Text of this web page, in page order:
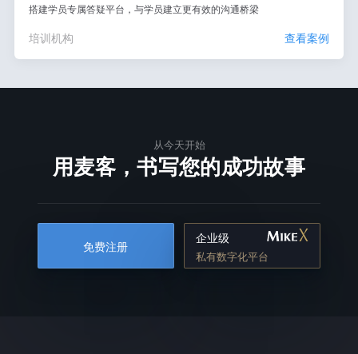
搭建学员专属答疑平台，与学员建立更有效的沟通桥梁
培训机构 查看案例
从今天开始
用麦客，书写您的成功故事
免费注册
企业级
私有数字化平台